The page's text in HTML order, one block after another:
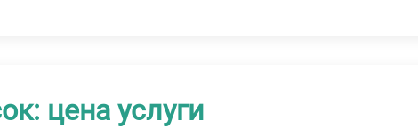
цена услуги